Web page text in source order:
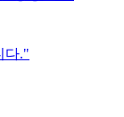
다."